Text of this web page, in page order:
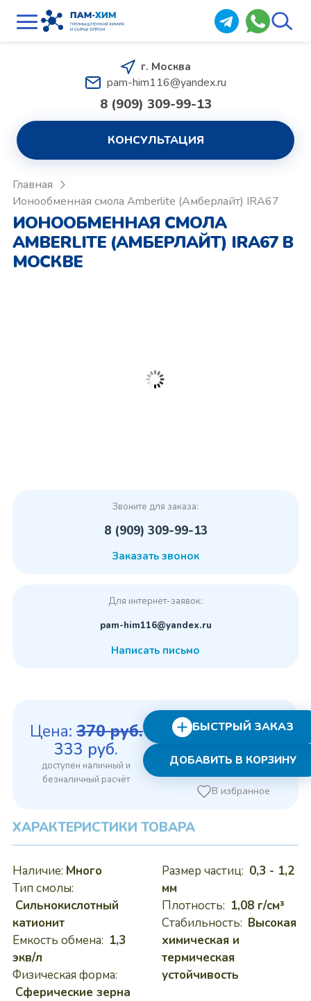
г. Москва
pam-him116@yandex.ru
8 (909) 309-99-13
КОНСУЛЬТАЦИЯ
Главная
Ионообменная смола Amberlite (Амберлайт) IRA67
ИОНООБМЕННАЯ СМОЛА
AMBERLITE (АМБЕРЛАЙТ) IRA67 В
МОСКВЕ
Звоните для заказа:
8 (909) 309-99-13
Заказать звонок
Для интернет-заявок:
pam-him116@yandex.ru
Написать письмо
Цена: 370руб.
Первоначальная
цена
составляла
333 руб. Текущая
цена:
333 руб..
ДОБАВИТЬ В КОРЗИНУ
БЫСТРЫЙ ЗАКАЗ
В избранное
ХАРАКТЕРИСТИКИ ТОВАРА
Наличие: Много
Тип смолы:
Сильнокислотный
катионит
Емкость обмена: 1,3
экв/л
Физическая форма:
Сферические зерна
Размер частиц: 0,3 - 1,2
мм
Плотность: 1,08 г/см³
Стабильность: Высокая
химическая и
термическая
устойчивость